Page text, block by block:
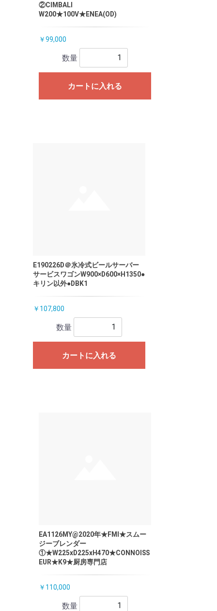
②CIMBALI
W200★100V★ENEA(OD)
￥99,000
数量
カートに入れる
E190226D＠氷冷式ビールサーバー
サービスワゴンW900×D600×H1350●
キリン以外●DBK1
￥107,800
数量
カートに入れる
EA1126MY@2020年★FMI★スムー
ジーブレンダー
①★W225xD225xH470★CONNOISS
EUR★K9★厨房専門店
￥110,000
数量